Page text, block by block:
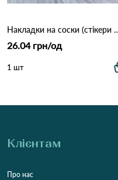
Накладки на соски (стікери
26.04 грн/од
1 шт
Клієнтам
Про нас